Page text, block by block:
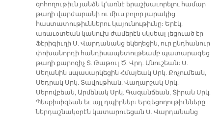
զոհողութիւն յանձն կ՚առնէ երաշխաւորելու համար
թաղի վարժարանի ու միւս բոլոր յարակից
հաստատութիւններու կայունութիւնը։ Երէկ,
առաւօտեան կանուխ ժամերէն սկսեալ լեցուած էր
Ֆէրիգիւղի Ս. Վարդանանց եկեղեցին, ուր ընդհանուր
փոխանորդի հանդիսապետութեամբ պատարագեց
թաղի քարոզիչ Տ. Թաթուլ Ծ. Վրդ. Անուշեան։ Ս.
Սեղանին սպասարկեցին Հմայեակ Սրկ. Քոչումեան,
Սեդրակ Սրկ. Տավութհան, Վաղարշակ Սրկ.
Սերովբեան, Արմենակ Սրկ. Գազանճեան, Տիրան Սրկ.
Պեսքիսիզեան եւ այլ դպիրներ։ Երգեցողութիւնները
ներդաշնակօրէն կատարուեցան Ս. Վարդանանց